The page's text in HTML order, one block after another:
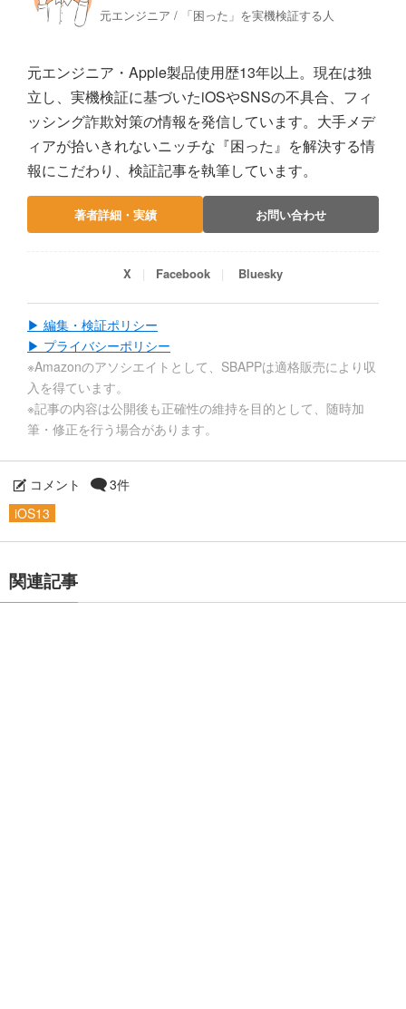
元エンジニア / 「困った」を実機検証する人
元エンジニア・Apple製品使用歴13年以上。現在は独
立し、実機検証に基づいたiOSやSNSの不具合、フィ
ッシング詐欺対策の情報を発信しています。大手メデ
ィアが拾いきれないニッチな『困った』を解決する情
報にこだわり、検証記事を執筆しています。
著者詳細・実績 お問い合わせ
X Facebook Bluesky
▶ 編集・検証ポリシー
▶ プライバシーポリシー
※Amazonのアソシエイトとして、SBAPPは適格販売により収
入を得ています。
※記事の内容は公開後も正確性の維持を目的として、随時加
筆・修正を行う場合があります。
コメント
3件
iOS13
関連記事